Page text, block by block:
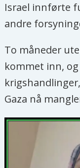
Israel innførte
andre
To måneder
kommet inn,
Gaza nå